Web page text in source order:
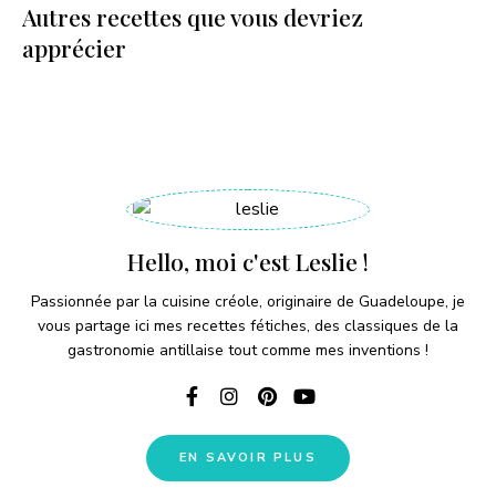
Autres recettes que vous devriez
apprécier
Hello, moi c'est Leslie !
Passionnée par la cuisine créole, originaire de Guadeloupe, je
vous partage ici mes recettes fétiches, des classiques de la
gastronomie antillaise tout comme mes inventions !
EN SAVOIR PLUS